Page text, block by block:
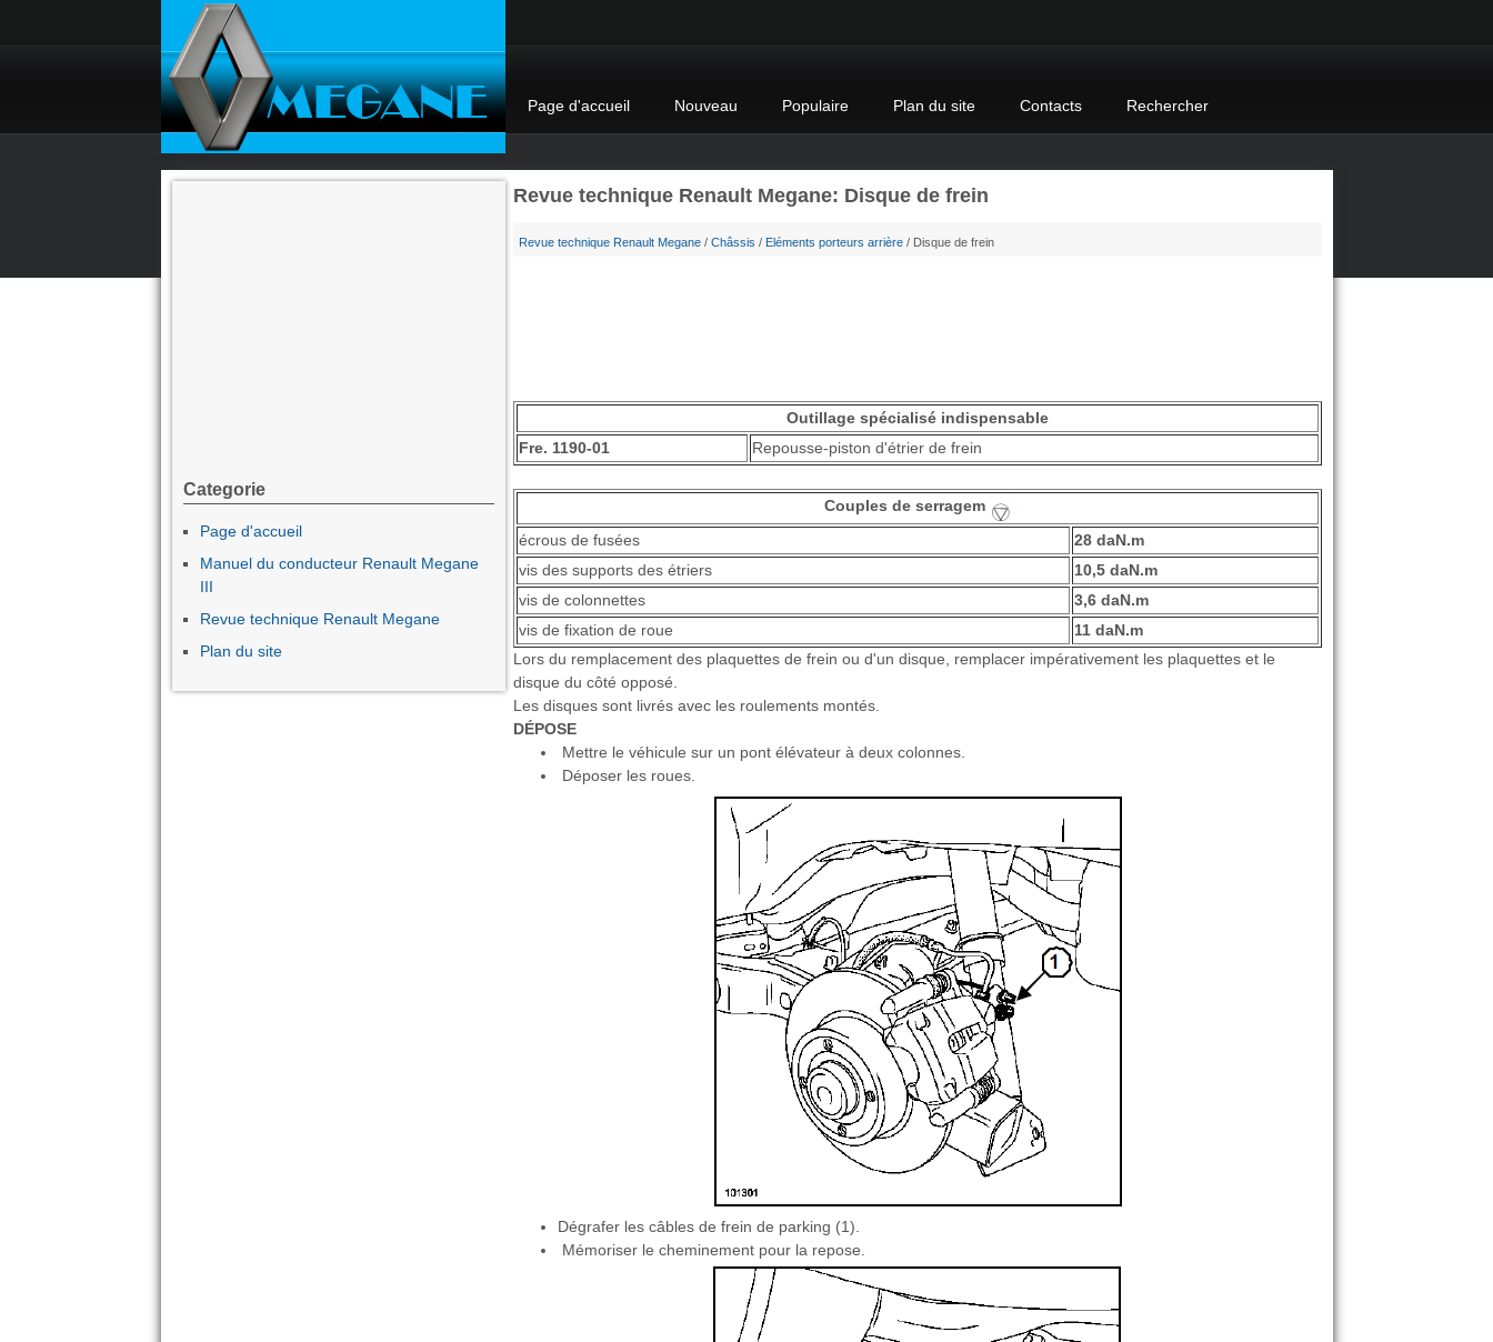
Page d'accueil Nouveau Populaire Plan du site Contacts Rechercher
Revue technique Renault Megane: Disque de frein
Revue technique Renault Megane/ Châssis / Eléments porteurs arrière/ Disque de frein
Outillage spécialisé indispensable
Fre. 1190-01
Repousse-piston d'étrier de frein
Couples de serragem
écrous de fusées
28 daN.m
vis des supports des étriers
10,5 daN.m
vis de colonnettes
3,6 daN.m
vis de fixation de roue
11 daN.m
Lors du remplacement des plaquettes de frein ou d'un disque, remplacer impérativement les plaquettes et le
disque du côté opposé.
Les disques sont livrés avec les roulements montés.
DÉPOSE
Mettre le véhicule sur un pont élévateur à deux colonnes.
Déposer les roues.
Dégrafer les câbles de frein de parking (1).
Mémoriser le cheminement pour la repose.
Categorie
Page d'accueil
Manuel du conducteur Renault Megane
III
Revue technique Renault Megane
Plan du site